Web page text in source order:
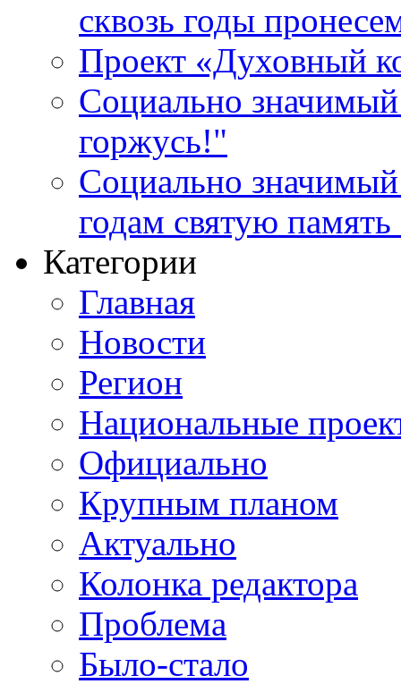
сквозь годы
Проект «Духовный
Социально
горжусь!"
Социально
годам святую
Категории
Главная
Новости
Регион
Национальные
Официально
Крупным планом
Актуально
Колонка редактора
Проблема
Было-стало